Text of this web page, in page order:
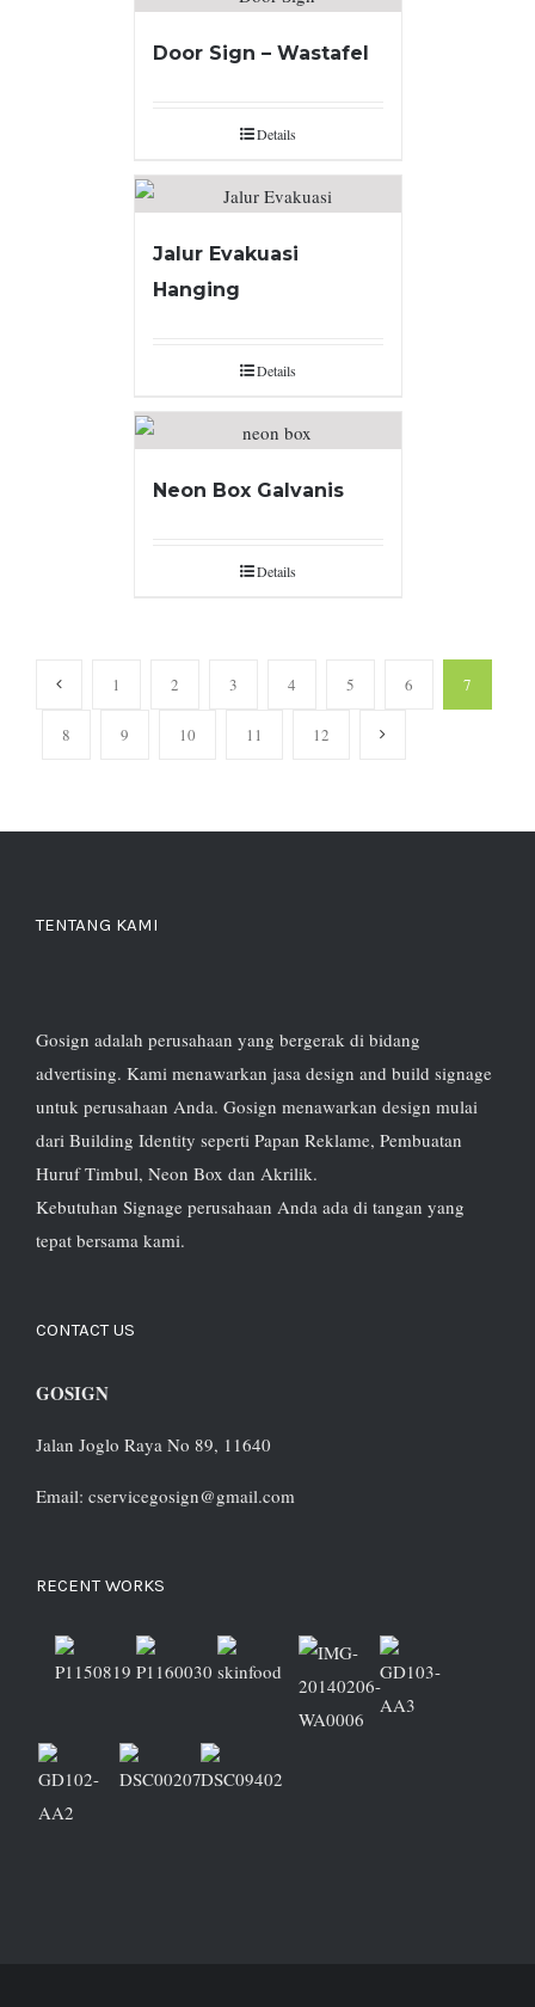
Door Sign – Wastafel
Details
Jalur Evakuasi
Hanging
Details
Neon Box Galvanis
Details
1 2 3 4 5 6 7
8 9 10 11 12
TENTANG KAMI
Gosign adalah perusahaan yang bergerak di bidang
advertising. Kami menawarkan jasa design and build signage
untuk perusahaan Anda. Gosign menawarkan design mulai
dari Building Identity seperti Papan Reklame, Pembuatan
Huruf Timbul, Neon Box dan Akrilik.
Kebutuhan Signage perusahaan Anda ada di tangan yang
tepat bersama kami.
CONTACT US
GOSIGN
Jalan Joglo Raya No 89, 11640
Email: cservicegosign@gmail.com
RECENT WORKS